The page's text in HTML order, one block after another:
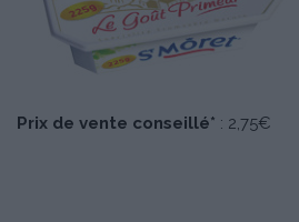
Prix de vente conseillé* : 2,75€